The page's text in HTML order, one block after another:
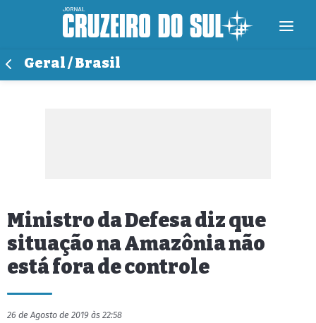
Geral / Brasil
Ministro da Defesa diz que
situação na Amazônia não
está fora de controle
26 de Agosto de 2019 às 22:58